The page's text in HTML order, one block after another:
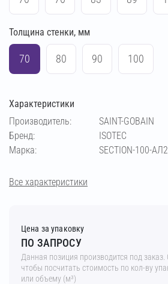
114 133
Толщина стенки, мм
70 80 90 100
Характеристики
Производитель:
SAINT-GOBAIN
Бренд:
ISOTEC
Марка:
SECTION-100-АЛ2
Все характеристики
Цена за упаковку
ПО ЗАПРОСУ
Данная позиция производится под заказ.
чтобы посчитать стоимость по кол-ву
или объему (м³)